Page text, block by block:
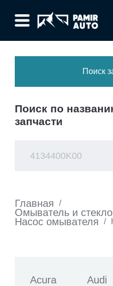
Поиск
Поиск по
запчасти
Главная /
Омыватель и
Насос омывателя /
Acura Audi